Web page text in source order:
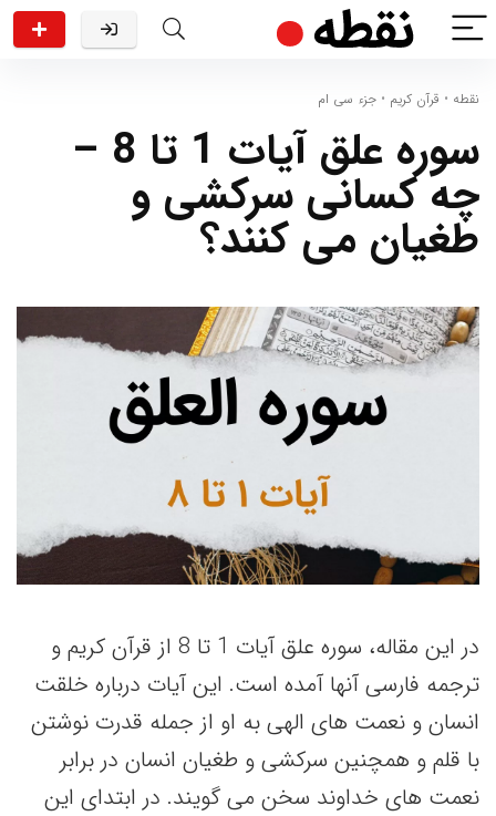
نقطه • قرآن کریم • جزء سی ام
سوره علق آیات 1 تا 8 –
چه کسانی سرکشی و
طغیان می کنند؟
در این مقاله، سوره علق آیات 1 تا 8 از قرآن کریم و
ترجمه فارسی آنها آمده است. این آیات درباره خلقت
انسان و نعمت های الهی به او از جمله قدرت نوشتن
با قلم و همچنین سرکشی و طغیان انسان در برابر
نعمت های خداوند سخن می گویند. در ابتدای این